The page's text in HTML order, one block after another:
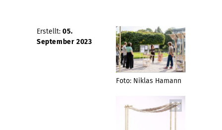
Foto: Niklas Hamann
Erstellt: 05.
September 2023